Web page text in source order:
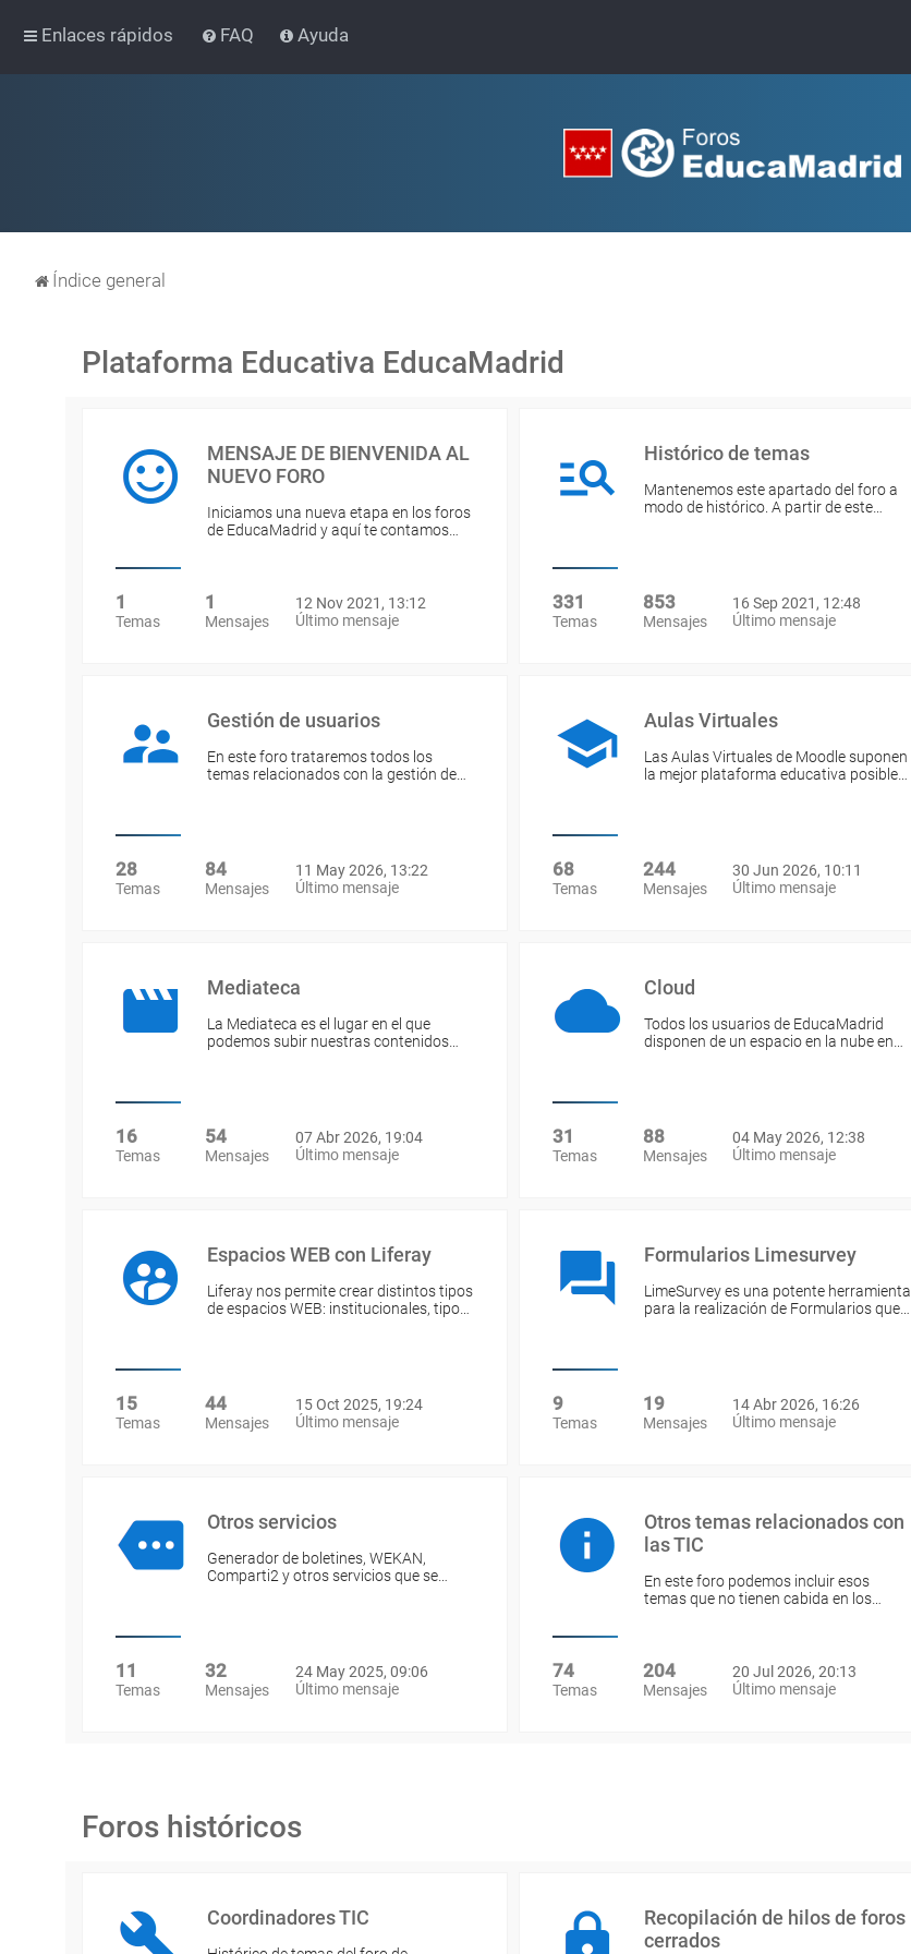
Enlaces rápidos FAQ Ayuda
Índice general
Plataforma Educativa EducaMadrid
MENSAJE DE BIENVENIDA AL
NUEVO FORO
Iniciamos una nueva etapa en los foros
de EducaMadrid y aquí te contamos…
1
Temas
1
Mensajes
12 Nov 2021, 13:12
Último mensaje
Histórico de temas
Mantenemos este apartado del foro a
modo de histórico. A partir de este…
331
Temas
853
Mensajes
16 Sep 2021, 12:48
Último mensaje
Gestión de usuarios
En este foro trataremos todos los
temas relacionados con la gestión de…
28
Temas
84
Mensajes
11 May 2026, 13:22
Último mensaje
Aulas Virtuales
Las Aulas Virtuales de Moodle suponen
la mejor plataforma educativa posible…
68
Temas
244
Mensajes
30 Jun 2026, 10:11
Último mensaje
Mediateca
La Mediateca es el lugar en el que
podemos subir nuestras contenidos…
16
Temas
54
Mensajes
07 Abr 2026, 19:04
Último mensaje
Cloud
Todos los usuarios de EducaMadrid
disponen de un espacio en la nube en…
31
Temas
88
Mensajes
04 May 2026, 12:38
Último mensaje
Espacios WEB con Liferay
Liferay nos permite crear distintos tipos
de espacios WEB: institucionales, tipo…
15
Temas
44
Mensajes
15 Oct 2025, 19:24
Último mensaje
Formularios Limesurvey
LimeSurvey es una potente herramienta
para la realización de Formularios que…
9
Temas
19
Mensajes
14 Abr 2026, 16:26
Último mensaje
Otros servicios
Generador de boletines, WEKAN,
Comparti2 y otros servicios que se…
11
Temas
32
Mensajes
24 May 2025, 09:06
Último mensaje
Otros temas relacionados con
las TIC
En este foro podemos incluir esos
temas que no tienen cabida en los…
74
Temas
204
Mensajes
20 Jul 2026, 20:13
Último mensaje
Foros históricos
Coordinadores TIC
Recopilación de hilos de foros
cerrados